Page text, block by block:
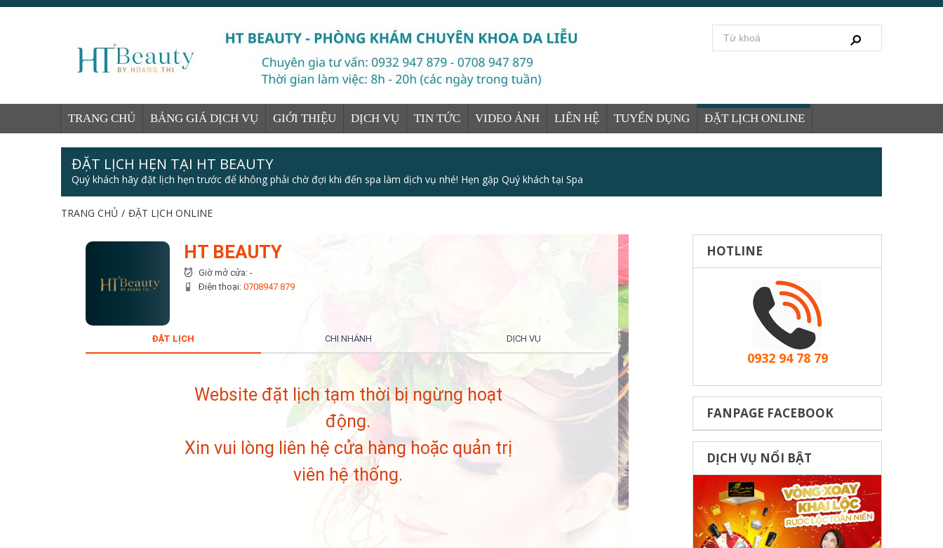
TRANG CHỦ BẢNG GIÁ DỊCH VỤ GIỚI THIỆU DỊCH VỤ TIN TỨC VIDEO ẢNH LIÊN HỆ TUYỂN DỤNG ĐẶT LỊCH ONLINE
ĐẶT LỊCH HẸN TẠI HT BEAUTY
Quý khách hãy đặt lịch hẹn trước để không phải chờ đợi khi đến spa làm dịch vụ nhé! Hẹn gặp Quý khách tại Spa
TRANG CHỦ / ĐẶT LỊCH ONLINE
HOTLINE
0932 94 78 79
FANPAGE FACEBOOK
DỊCH VỤ NỔI BẬT